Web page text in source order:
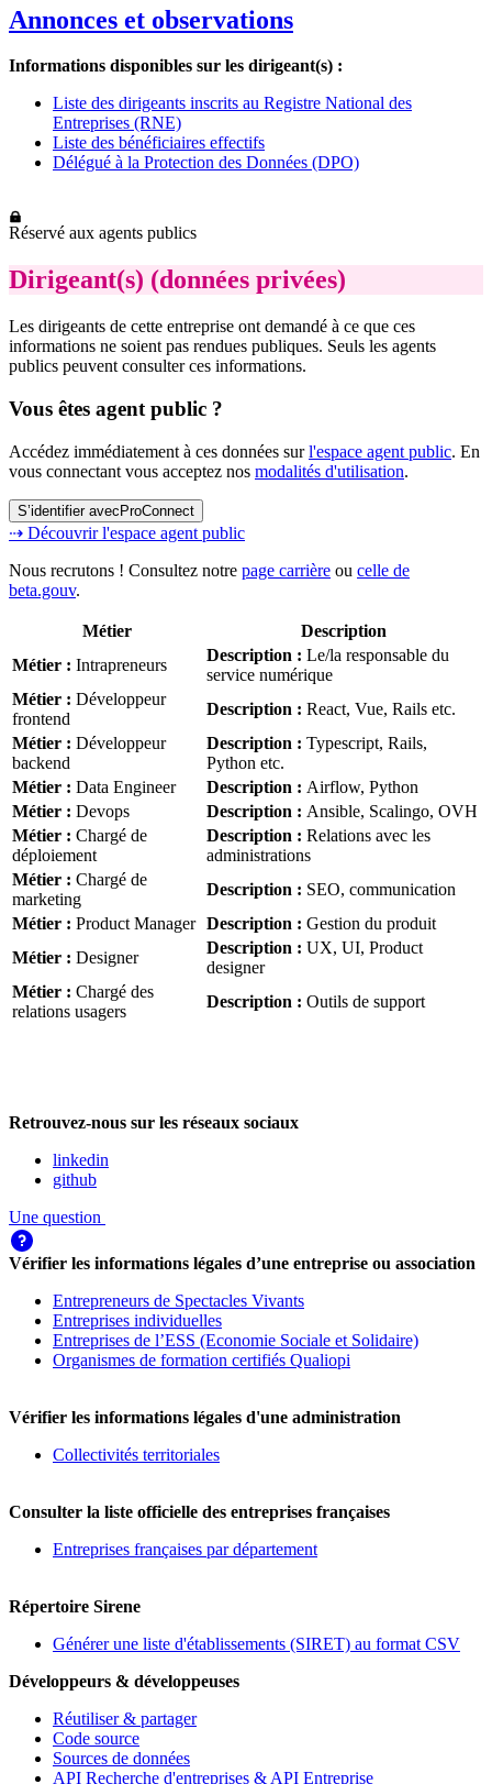
Annonces et observations
Informations disponibles sur les dirigeant(s) :
Liste des dirigeants inscrits au Registre National des
Entreprises (RNE)
Liste des bénéficiaires effectifs
Délégué à la Protection des Données (DPO)
Réservé aux agents publics
Dirigeant(s) (données privées)
Les dirigeants de cette entreprise ont demandé à ce que ces
informations ne soient pas rendues publiques. Seuls les agents
publics peuvent consulter ces informations.
Vous êtes agent public ?
Accédez immédiatement à ces données sur l'espace agent public. En
vous connectant vous acceptez nos modalités d'utilisation.
S’identifier avecProConnect
⇢ Découvrir l'espace agent public
Nous recrutons ! Consultez notre page carrière ou celle de
beta.gouv.
Métier
Description
Métier : Intrapreneurs
Description : Le/la responsable du
service numérique
Métier : Développeur
frontend
Description : React, Vue, Rails etc.
Métier : Développeur
backend
Description : Typescript, Rails,
Python etc.
Métier : Data Engineer Description : Airflow, Python
Métier : Devops Description : Ansible, Scalingo, OVH
Métier : Chargé de
déploiement
Description : Relations avec les
administrations
Métier : Chargé de
marketing
Description : SEO, communication
Métier : Product Manager Description : Gestion du produit
Métier : Designer
Description : UX, UI, Product
designer
Métier : Chargé des
relations usagers
Description : Outils de support
Retrouvez-nous sur les réseaux sociaux
linkedin
github
Une question
Vérifier les informations légales d’une entreprise ou association
Entrepreneurs de Spectacles Vivants
Entreprises individuelles
Entreprises de l’ESS (Economie Sociale et Solidaire)
Organismes de formation certifiés Qualiopi
Vérifier les informations légales d'une administration
Collectivités territoriales
Consulter la liste officielle des entreprises françaises
Entreprises françaises par département
Répertoire Sirene
Générer une liste d'établissements (SIRET) au format CSV
Développeurs & développeuses
Réutiliser & partager
Code source
Sources de données
API Recherche d'entreprises & API Entreprise